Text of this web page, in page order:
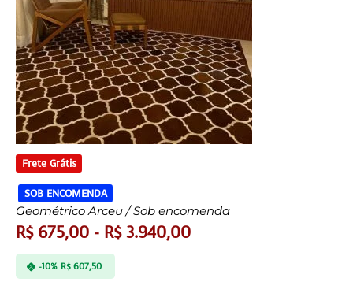
Frete Grátis
SOB ENCOMENDA
Geométrico Arceu / Sob encomenda
R$675,00 - R$3.940,00
-10% R$607,50